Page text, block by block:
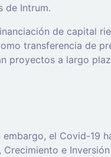
de Intrum.
de capital
transferencia de
proyectos a largo
el Covid-19
e